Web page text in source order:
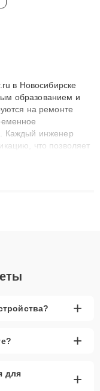
в Новосибирске
образованием и
на ремонте
Каждый инженер
что позволяет
Наши мастера
+
+
для
+